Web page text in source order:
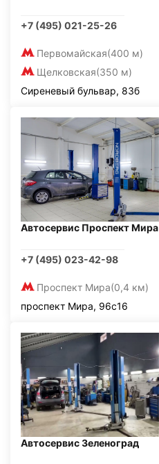
+7 (495) 021-25-26
Первомайская(400 м)
Щелковская(350 м)
Сиреневый бульвар, 83б
Автосервис Проспект Мира
+7 (495) 023-42-98
Проспект Мира(0,4 км)
проспект Мира, 96с16
Автосервис Зеленоград